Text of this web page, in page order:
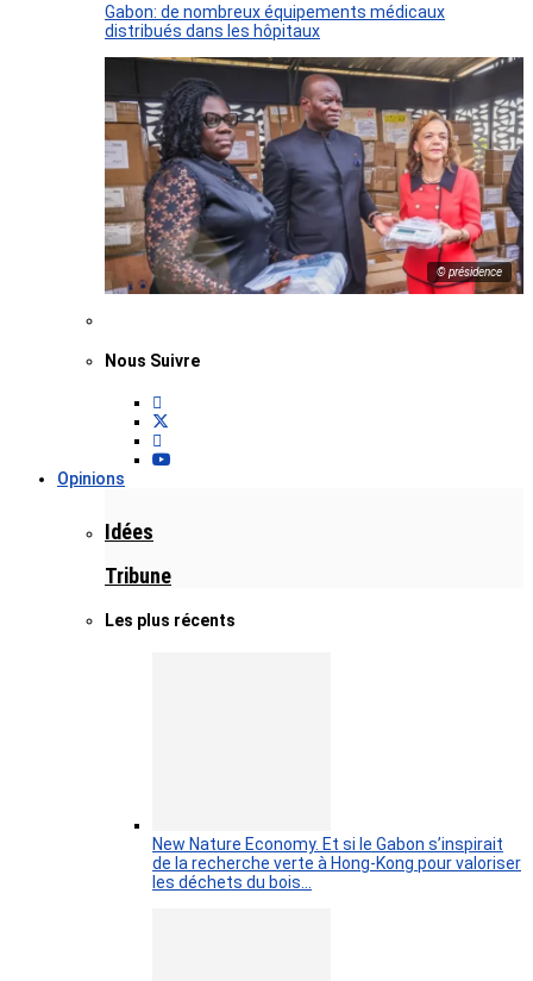
Gabon: de nombreux équipements médicaux
distribués dans les hôpitaux
© présidence
Nous Suivre
Opinions
Idées
Tribune
Les plus récents
New Nature Economy. Et si le Gabon s’inspirait
de la recherche verte à Hong-Kong pour valoriser
les déchets du bois…